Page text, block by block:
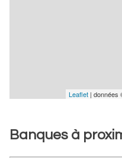
Leaflet | données
Banques à